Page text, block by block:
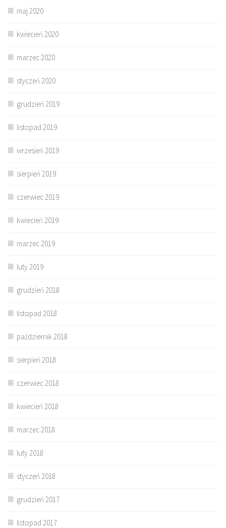
maj 2020
kwiecień 2020
marzec 2020
styczeń 2020
grudzień 2019
listopad 2019
wrzesień 2019
sierpień 2019
czerwiec 2019
kwiecień 2019
marzec 2019
luty 2019
grudzień 2018
listopad 2018
październik 2018
sierpień 2018
czerwiec 2018
kwiecień 2018
marzec 2018
luty 2018
styczeń 2018
grudzień 2017
listopad 2017